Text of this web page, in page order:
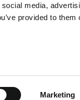
media,
provided to them
Marketing